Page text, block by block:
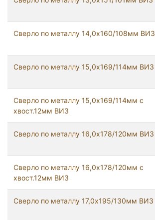
Сверло по металлу 14,0х160/108мм ВИЗ
Сверло по металлу 15,0х169/114мм ВИЗ
Сверло по металлу 15,0х169/114мм с
хвост.12мм ВИЗ
Сверло по металлу 16,0х178/120мм ВИЗ
Сверло по металлу 16,0х178/120мм с
хвост.12мм ВИЗ
Сверло по металлу 17,0х195/130мм ВИЗ